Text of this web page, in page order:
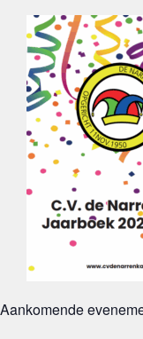
Aankomende